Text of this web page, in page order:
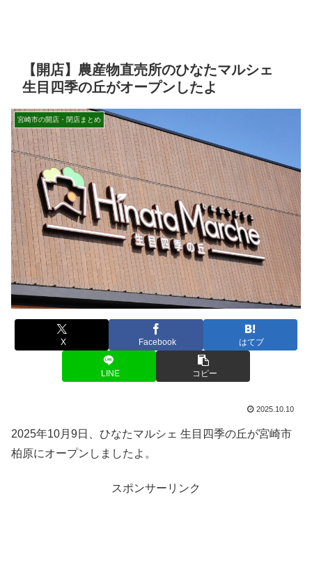
【開店】農産物直売所のひなたマルシェ
生目四季の丘がオープンしたよ
宮崎市の開店・閉店まとめ
X Facebook はてブ
LINE コピー
2025.10.10
2025年10月9日、ひなたマルシェ 生目四季の丘が宮崎市
柏原にオープンしましたよ。
スポンサーリンク